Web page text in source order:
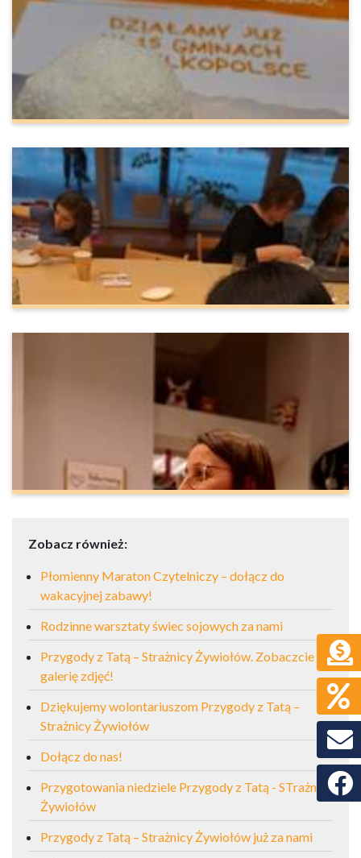
Zobacz również:
Płomienny Maraton Czytelniczy – dołącz do
wakacyjnej zabawy!
Rodzinne warsztaty świec sojowych za nami
Przygody z Tatą – Strażnicy Żywiołów. Zobaczcie
galerię zdjęć!
Dziękujemy wolontariuszom Przygody z Tatą –
Strażnicy Żywiołów
Dołącz do nas!
Przygotowania niedziele Przygody z Tatą - STrażnicy
Żywiołów
Przygody z Tatą – Strażnicy Żywiołów już za nami